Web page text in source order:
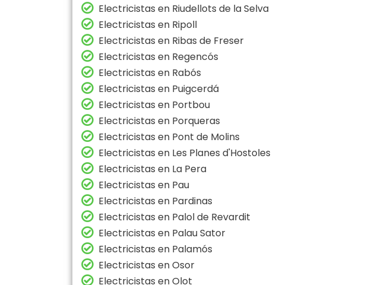
Electricistas en Riudellots de la Selva
Electricistas en Ripoll
Electricistas en Ribas de Freser
Electricistas en Regencós
Electricistas en Rabós
Electricistas en Puigcerdá
Electricistas en Portbou
Electricistas en Porqueras
Electricistas en Pont de Molins
Electricistas en Les Planes d'Hostoles
Electricistas en La Pera
Electricistas en Pau
Electricistas en Pardinas
Electricistas en Palol de Revardit
Electricistas en Palau Sator
Electricistas en Palamós
Electricistas en Osor
Electricistas en Olot